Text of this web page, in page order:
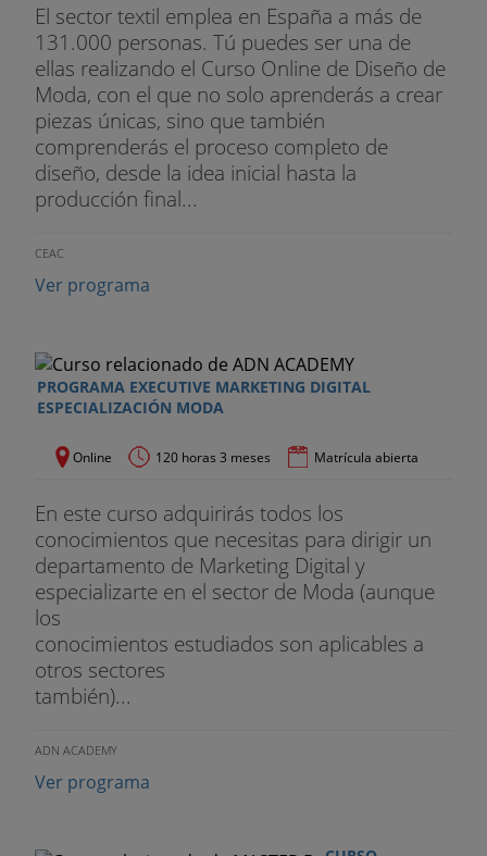
El sector textil emplea en España a más de
131.000 personas. Tú puedes ser una de
ellas realizando el Curso Online de Diseño de
Moda, con el que no solo aprenderás a crear
piezas únicas, sino que también
comprenderás el proceso completo de
diseño, desde la idea inicial hasta la
producción final...
CEAC
Ver programa
PROGRAMA EXECUTIVE MARKETING DIGITAL
ESPECIALIZACIÓN MODA
Online 120 horas 3 meses Matrícula abierta
En este curso adquirirás todos los
conocimientos que necesitas para dirigir un
departamento de Marketing Digital y
especializarte en el sector de Moda (aunque
los
conocimientos estudiados son aplicables a
otros sectores
también)...
ADN ACADEMY
Ver programa